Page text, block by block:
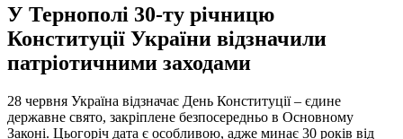
У Тернополі 30-ту річницю
Конституції України відзначили
патріотичними заходами
28 червня Україна відзначає День Конституції – єдине
державне свято, закріплене безпосередньо в Основному
Законі. Цьогоріч дата є особливою, адже минає 30 років від